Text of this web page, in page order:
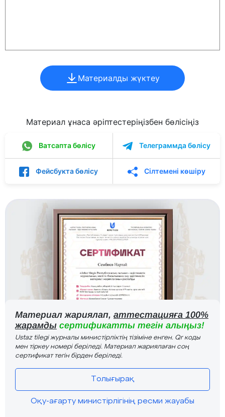
Материалды жүктеу
Материал ұнаса әріптестеріңізбен бөлісіңіз
Ватсапта бөлісу Телеграммда бөлісу
Фейсбукта бөлісу Сілтемені көшіру
Материал жариялап, аттестацияға 100%
жарамды сертификатты тегін алыңыз!
Ustaz tilegi журналы министірліктің тізіміне енген. Qr коды
мен тіркеу номері беріледі. Материал жариялаған соң
сертификат тегін бірден беріледі.
Толығырақ
Оқу-ағарту министірлігінің ресми жауабы